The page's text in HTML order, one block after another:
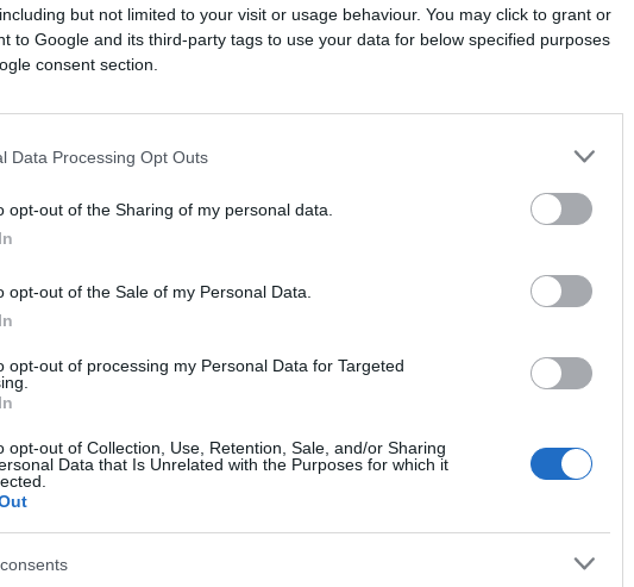
but not limited to your visit or usage behaviour. You may click to grant or
to Google and its third-party tags to use your data for below specified purposes
consent section.
Data Processing Opt Outs
opt-out of the Sharing of my personal data.
opt-out of the Sale of my Personal Data.
opt-out of processing my Personal Data for Targeted
opt-out of Collection, Use, Retention, Sale, and/or Sharing
Data that Is Unrelated with the Purposes for which it
che non si possono rendere
controllo sulla loro veridicità.
essere in guerra con tutto l’Occidente
speciale” in Ucraina non va per
sulla Meloni oggi riesce a scrivere: